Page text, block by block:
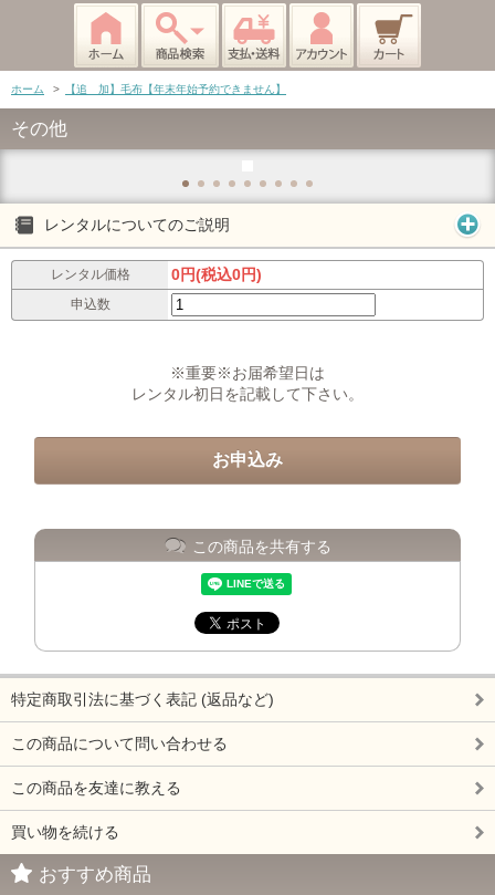
ホーム > 【追 加】毛布【年末年始予約できません】
その他
レンタルについてのご説明
レンタル価格 0円(税込0円)
申込数
※重要※お届希望日は
レンタル初日を記載して下さい。
この商品を共有する
特定商取引法に基づく表記 (返品など)
この商品について問い合わせる
この商品を友達に教える
買い物を続ける
おすすめ商品